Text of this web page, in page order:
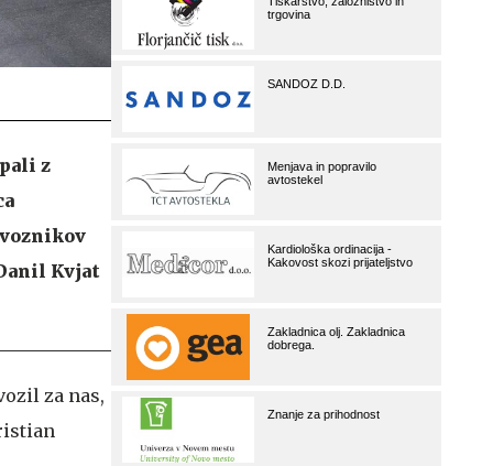
z
Kvjat
za nas,